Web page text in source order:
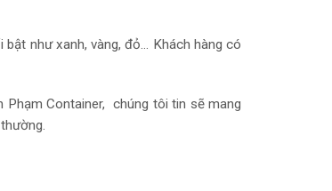
như xanh, vàng, đỏ… Khách hàng có
Phạm Container, chúng tôi tin sẽ mang